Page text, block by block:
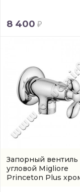
8 400
Запорный вентиль
угловой Migliore
Princeton Plus